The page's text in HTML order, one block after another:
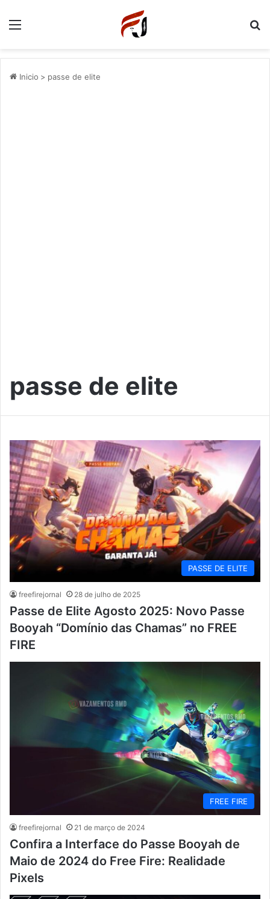
Menu
Inicio > passe de elite
passe de elite
PASSE DE ELITE
freefirejornal 28 de julho de 2025
Passe de Elite Agosto 2025: Novo Passe
Booyah “Domínio das Chamas” no FREE
FIRE
FREE FIRE
freefirejornal 21 de março de 2024
Confira a Interface do Passe Booyah de
Maio de 2024 do Free Fire: Realidade
Pixels